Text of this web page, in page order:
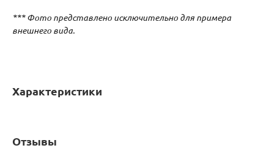
*** Фото представлено исключительно для примера
внешнего вида.
Характеристики
Отзывы